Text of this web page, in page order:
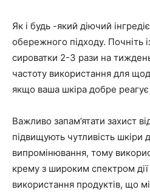
Як і будь -який діючий
обережного підходу. Почніть
сироватки 2-3 рази на
частоту використання для
якщо ваша шкіра добре
Важливо запам’ятати захист
підвищують чутливість шкіри
випромінювання, тому
крему з широким спектром
використання продуктів, що